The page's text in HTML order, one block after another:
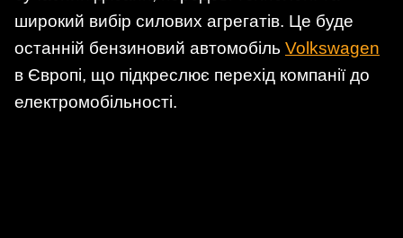
широкий вибір силових агрегатів. Це буде
останній бензиновий автомобіль Volkswagen
в Європі, що підкреслює перехід компанії до
електромобільності.